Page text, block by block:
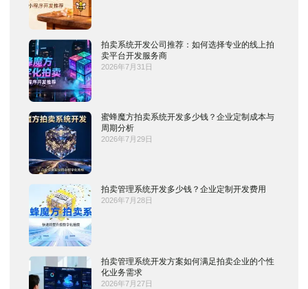
拍卖系统开发公司推荐：如何选择专业的线上拍
卖平台开发服务商
2026年7月31日
蜜蜂魔方拍卖系统开发多少钱？企业定制成本与
周期分析
2026年7月29日
拍卖管理系统开发多少钱？企业定制开发费用
2026年7月28日
拍卖管理系统开发方案如何满足拍卖企业的个性
化业务需求
2026年7月27日